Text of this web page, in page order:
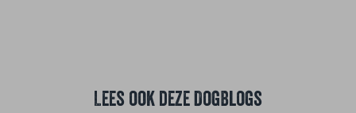
Lees ook deze DogBlogs